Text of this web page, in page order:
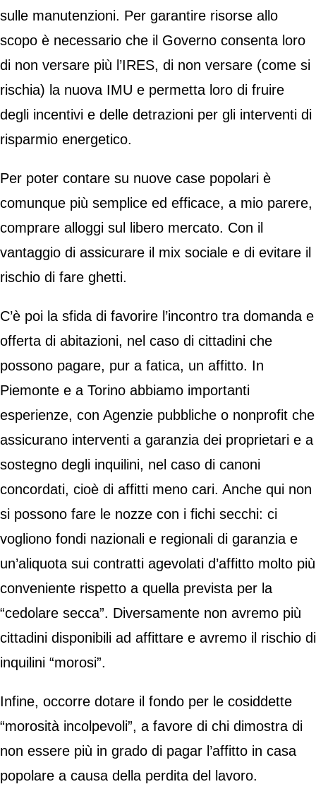
sulle manutenzioni. Per garantire risorse allo
scopo è necessario che il Governo consenta loro
di non versare più l’IRES, di non versare (come si
rischia) la nuova IMU e permetta loro di fruire
degli incentivi e delle detrazioni per gli interventi di
risparmio energetico.
Per poter contare su nuove case popolari è
comunque più semplice ed efficace, a mio parere,
comprare alloggi sul libero mercato. Con il
vantaggio di assicurare il mix sociale e di evitare il
rischio di fare ghetti.
C’è poi la sfida di favorire l’incontro tra domanda e
offerta di abitazioni, nel caso di cittadini che
possono pagare, pur a fatica, un affitto. In
Piemonte e a Torino abbiamo importanti
esperienze, con Agenzie pubbliche o nonprofit che
assicurano interventi a garanzia dei proprietari e a
sostegno degli inquilini, nel caso di canoni
concordati, cioè di affitti meno cari. Anche qui non
si possono fare le nozze con i fichi secchi: ci
vogliono fondi nazionali e regionali di garanzia e
un’aliquota sui contratti agevolati d’affitto molto più
conveniente rispetto a quella prevista per la
“cedolare secca”. Diversamente non avremo più
cittadini disponibili ad affittare e avremo il rischio di
inquilini “morosi”.
Infine, occorre dotare il fondo per le cosiddette
“morosità incolpevoli”, a favore di chi dimostra di
non essere più in grado di pagar l’affitto in casa
popolare a causa della perdita del lavoro.